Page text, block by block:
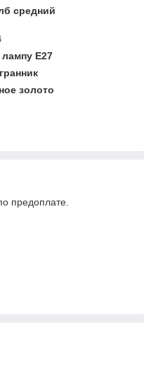
средний
лампу Е27
золото
предоплате.